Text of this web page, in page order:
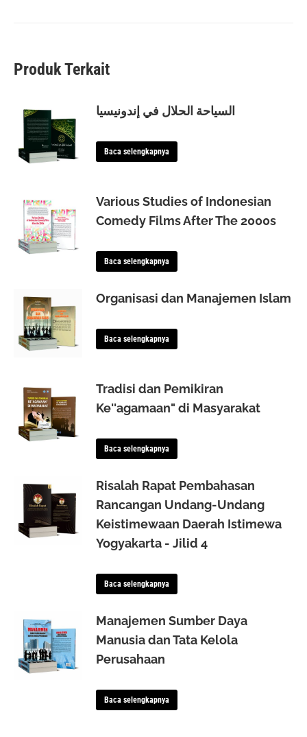
Produk Terkait
السياحة الحلال في إندونيسيا
Baca selengkapnya
Various Studies of Indonesian
Comedy Films After The 2000s
Baca selengkapnya
Organisasi dan Manajemen Islam
Baca selengkapnya
Tradisi dan Pemikiran
Ke''agamaan" di Masyarakat
Baca selengkapnya
Risalah Rapat Pembahasan
Rancangan Undang-Undang
Keistimewaan Daerah Istimewa
Yogyakarta - Jilid 4
Baca selengkapnya
Manajemen Sumber Daya
Manusia dan Tata Kelola
Perusahaan
Baca selengkapnya